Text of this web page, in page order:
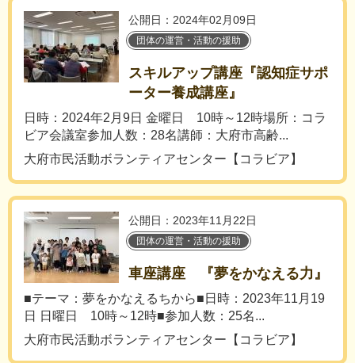
公開日：2024年02月09日
団体の運営・活動の援助
スキルアップ講座『認知症サポ
ーター養成講座』
日時：2024年2月9日 金曜日 10時～12時場所：コラ
ビア会議室参加人数：28名講師：大府市高齢...
大府市民活動ボランティアセンター【コラビア】
公開日：2023年11月22日
団体の運営・活動の援助
車座講座 『夢をかなえる力』
■テーマ：夢をかなえるちから■日時：2023年11月19
日 日曜日 10時～12時■参加人数：25名...
大府市民活動ボランティアセンター【コラビア】